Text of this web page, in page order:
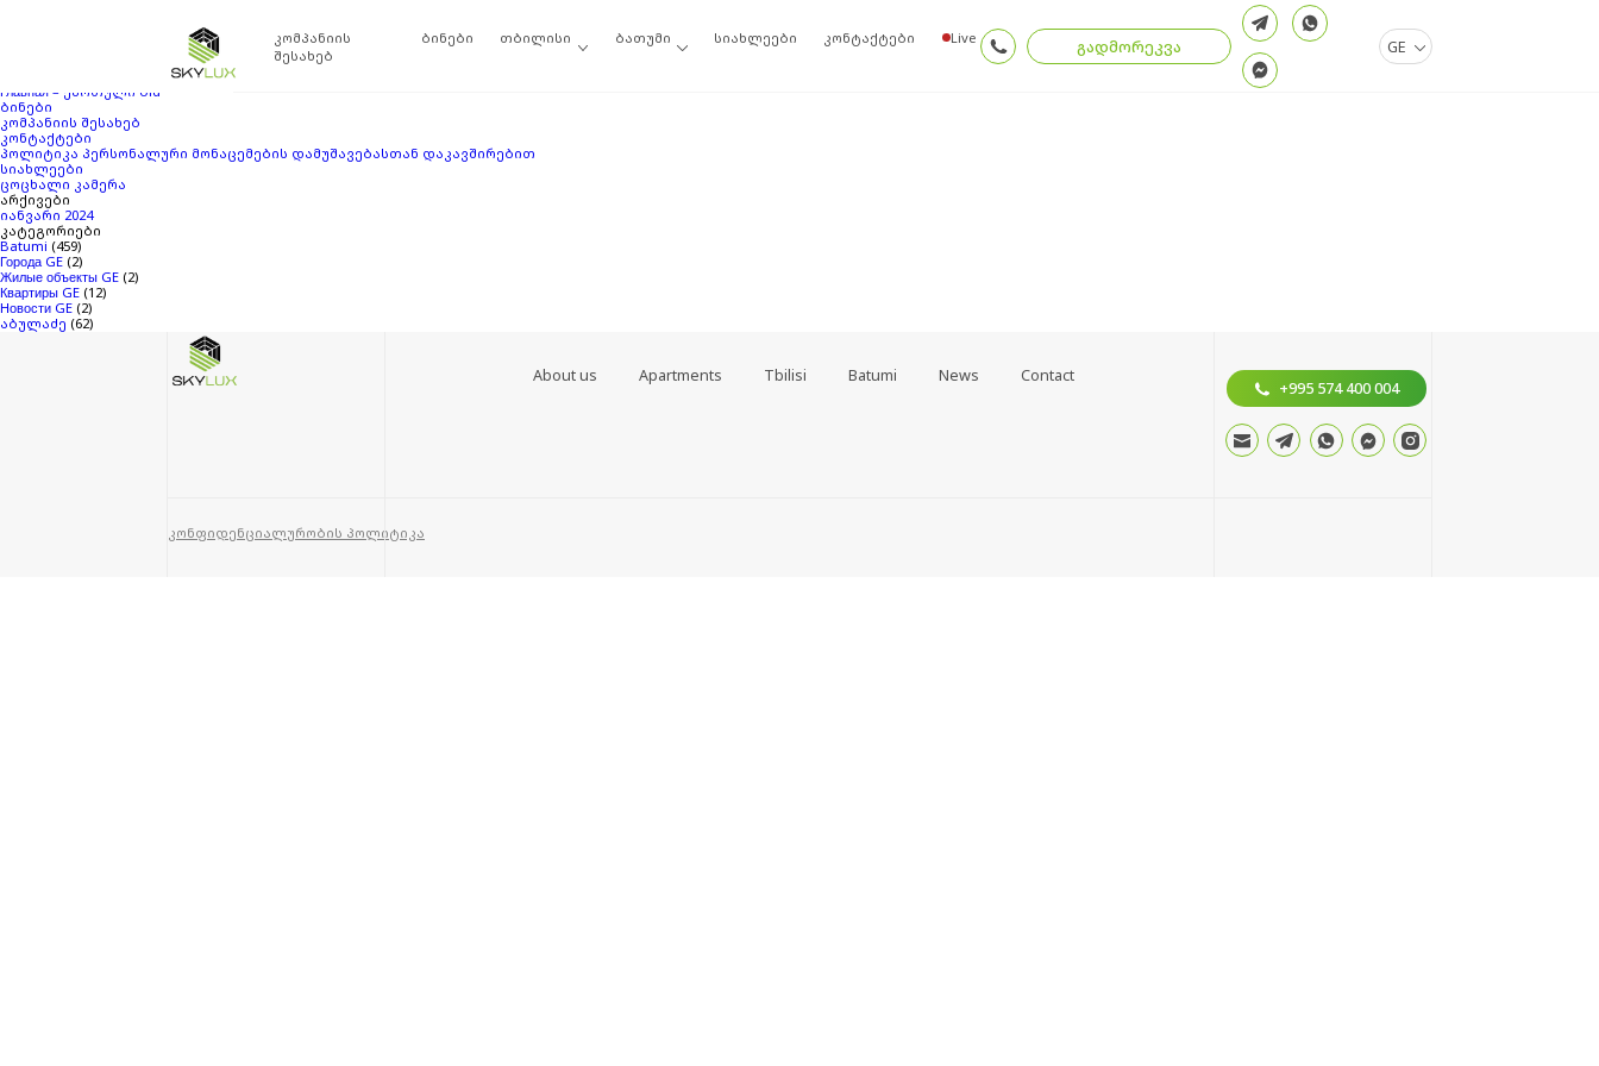
კომპანიის
შესახებ
ბინები თბილისი ბათუმი სიახლეები კონტაქტები Live გადმორეკვა GE
ბლოგის არქივში‘10272031’
. თუ ვერაფერი ვერ მოიძიეთ ძებნის შედეგებში, შეგიძლიათ სცადოთ ამ ბმულთაგან ერთ-ერთი.
Главная – ქართული old
ბინები
კომპანიის შესახებ
კონტაქტები
პოლიტიკა პერსონალური მონაცემების დამუშავებასთან დაკავშირებით
სიახლეები
ცოცხალი კამერა
არქივები
იანვარი 2024
კატეგორიები
Batumi (459)
Города GE (2)
Жилые объекты GE (2)
Квартиры GE (12)
Новости GE (2)
აბულაძე (62)
About us Apartments Tbilisi Batumi News Contact
+995 574 400 004
კონფიდენციალურობის პოლიტიკა